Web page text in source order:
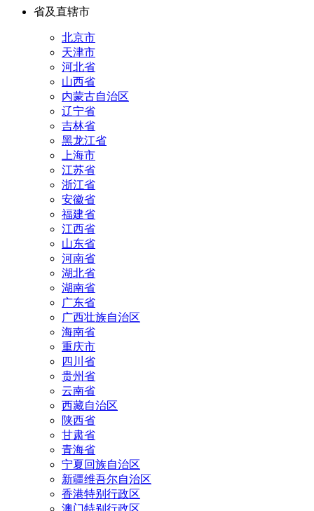
省及直辖市
北京市
天津市
河北省
山西省
内蒙古自治区
辽宁省
吉林省
黑龙江省
上海市
江苏省
浙江省
安徽省
福建省
江西省
山东省
河南省
湖北省
湖南省
广东省
广西壮族自治区
海南省
重庆市
四川省
贵州省
云南省
西藏自治区
陕西省
甘肃省
青海省
宁夏回族自治区
新疆维吾尔自治区
香港特别行政区
澳门特别行政区